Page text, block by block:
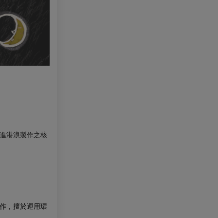
港浪製作之核
，擅於運用環